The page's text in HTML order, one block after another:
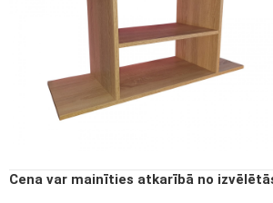
Cena var mainīties atkarībā no